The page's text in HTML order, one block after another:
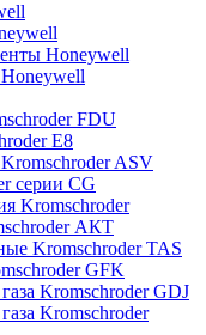
Honeywell
FDU
E8
ASV
серии CG
Kromschroder
АКТ
Kromschroder TAS
GFK
Kromschroder GDJ
Kromschroder